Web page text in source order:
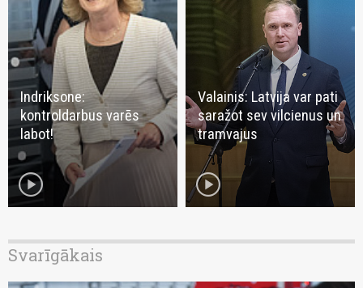
Indriksone:
kontroldarbus varēs
labot!
play_circle
Valainis: Latvija var pati
saražot sev vilcienus un
tramvajus
play_circle
Svarīgākais